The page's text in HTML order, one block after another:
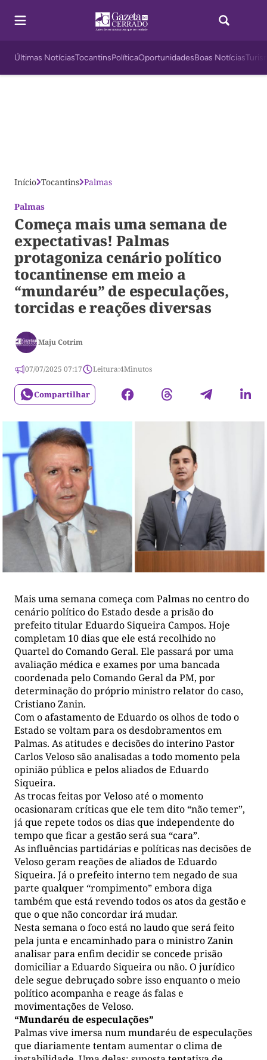
Últimas NotíciasTocantinsPolíticaOportunidadesBoas Notícias
Início Tocantins Palmas
Palmas
Começa mais uma semana de
expectativas! Palmas
protagoniza cenário político
tocantinense em meio a
“mundaréu” de especulações,
torcidas e reações diversas
Maju Cotrim
07/07/2025 07:17 Leitura:4Minutos
Compartilhar
Mais uma semana começa com Palmas no centro do
cenário político do Estado desde a prisão do
prefeito titular Eduardo Siqueira Campos. Hoje
completam 10 dias que ele está recolhido no
Quartel do Comando Geral. Ele passará por uma
avaliação médica e exames por uma bancada
coordenada pelo Comando Geral da PM, por
determinação do próprio ministro relator do caso,
Cristiano Zanin.
Com o afastamento de Eduardo os olhos de todo o
Estado se voltam para os desdobramentos em
Palmas. As atitudes e decisões do interino Pastor
Carlos Veloso são analisadas a todo momento pela
opinião pública e pelos aliados de Eduardo
Siqueira.
As trocas feitas por Veloso até o momento
ocasionaram críticas que ele tem dito “não temer”,
já que repete todos os dias que independente do
tempo que ficar a gestão será sua “cara”.
As influências partidárias e políticas nas decisões de
Veloso geram reações de aliados de Eduardo
Siqueira. Já o prefeito interno tem negado de sua
parte qualquer “rompimento” embora diga
também que está revendo todos os atos da gestão e
que o que não concordar irá mudar.
Nesta semana o foco está no laudo que será feito
pela junta e encaminhado para o ministro Zanin
analisar para enfim decidir se concede prisão
domiciliar a Eduardo Siqueira ou não. O jurídico
dele segue debruçado sobre isso enquanto o meio
político acompanha e reage ás falas e
movimentações de Veloso.
“Mundaréu de especulações”
Palmas vive imersa num mundaréu de especulações
que diariamente tentam aumentar o clima de